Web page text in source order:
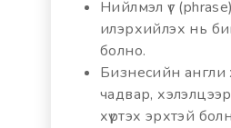
Нийлмэл үг
илэрхийлэх нь
болно.
Бизнесийн англи
чадвар,
хүртэх эрхтэй